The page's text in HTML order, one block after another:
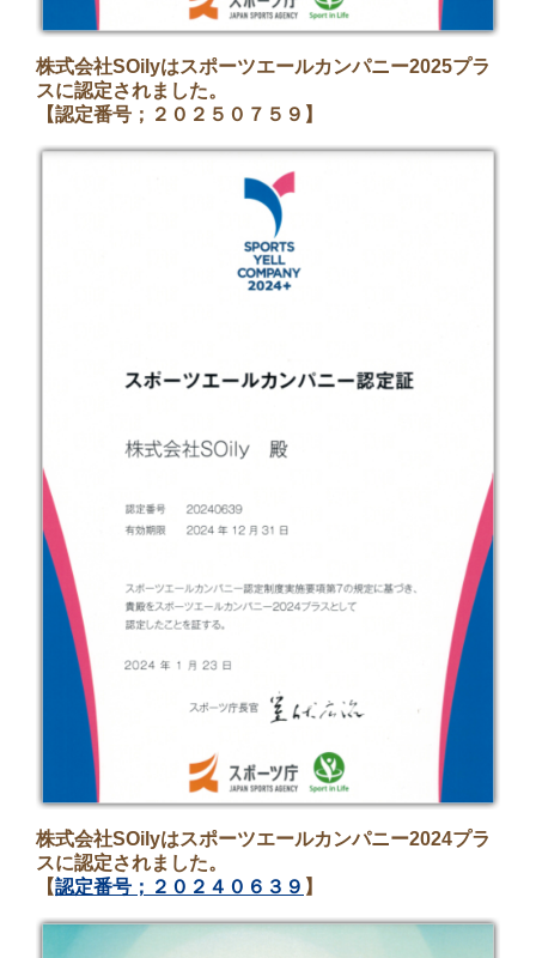
株式会社SOilyはスポーツエールカンパニー2025プラ
スに認定されました。
【認定番号；２０２５０７５９】
株式会社SOilyはスポーツエールカンパニー2024プラ
スに認定されました。
【認定番号；２０２４０６３９ 】